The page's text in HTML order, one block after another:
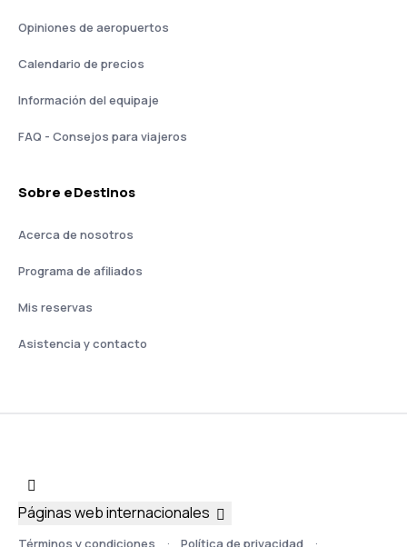
Opiniones de aeropuertos
Calendario de precios
Información del equipaje
FAQ - Consejos para viajeros
Sobre eDestinos
Acerca de nosotros
Programa de afiliados
Mis reservas
Asistencia y contacto
Términos y condiciones Política de privacidad
Páginas web internacionales